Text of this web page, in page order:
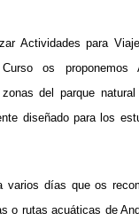
Actividades para
os proponemos
del parque
diseñado para los
varios días que os
o rutas acuáticas de